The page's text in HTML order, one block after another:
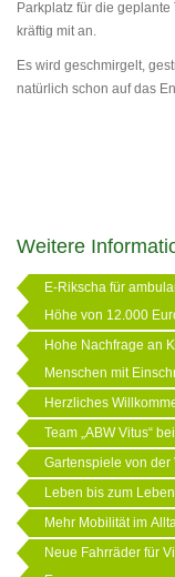
Parkplatz für die
kräftig mit an.
Es wird geschmirgelt,
natürlich schon auf das
Weitere
E-Rikscha für
Höhe von 12.000
Hohe Nachfrage an
Menschen mit
Herzliches
Team „ABW Vitus“
Gartenspiele von der
Leben bis zum
Mehr Mobilität im
Neue Fahrräder für